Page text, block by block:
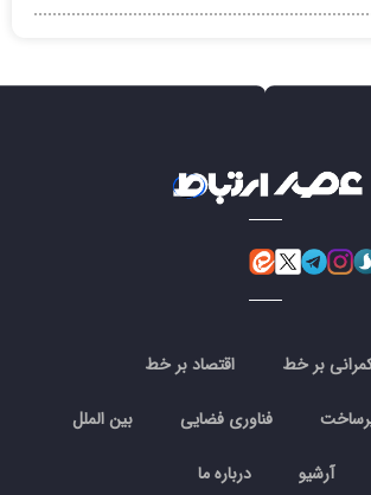
بر خط اقتصاد بر خط
فناوری فضایی بین الملل
آرشیو درباره ما